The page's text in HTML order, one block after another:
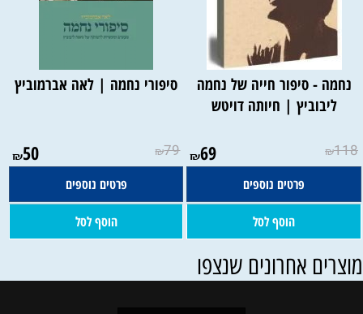
נחמה - סיפור חייה של נחמה
ליבוביץ | חיותה דויטש
₪118
₪69
פרטים נוספים
הוסף לסל
סיפורי נחמה | לאה אברמוביץ
₪79
₪50
פרטים נוספים
הוסף לסל
אחרונים שנצפו